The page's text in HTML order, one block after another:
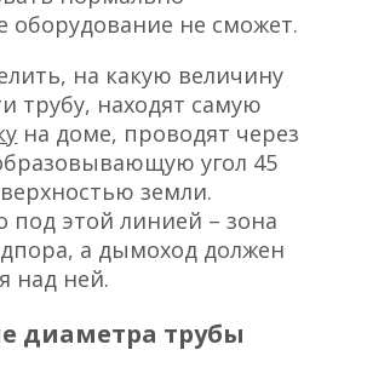
оборудование не сможет.
на какую величину
трубу, находят самую
на доме, проводят через
угол 45
земли.
под этой линией – зона
а дымоход должен
над ней.
диаметра трубы